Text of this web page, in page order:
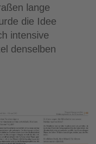
lange
die Idee
intensive
denselben